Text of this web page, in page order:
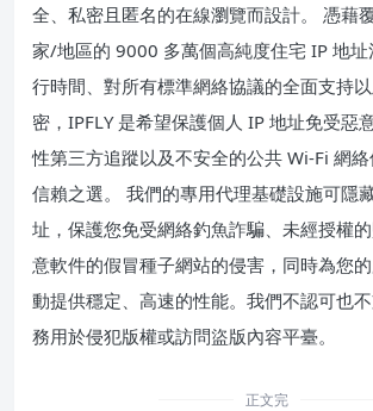
全、私密且匿名的在線瀏覽而設計。 憑藉
家/地區的 9000 多萬個高純度住宅 IP 地
行時間、對所有標準網絡協議的全面支持
密，IPFLY 是希望保護個人 IP 地址免受惡
性第三方追蹤以及不安全的公共 Wi-Fi 網
信賴之選。 我們的專用代理基礎設施可隱
址，保護您免受網絡釣魚詐騙、未經授權
意軟件的假冒種子網站的侵害，同時為您
動提供穩定、高速的性能。我們不認可也
務用於侵犯版權或訪問盜版內容平臺。
正文完